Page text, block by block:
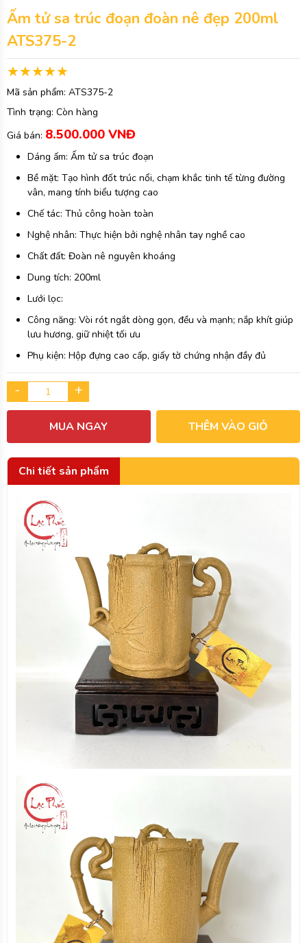
Ấm tử sa trúc đoạn đoàn nê đẹp 200ml
ATS375-2
Mã sản phẩm: ATS375-2
Tình trạng: Còn hàng
Giá bán: 8.500.000 VNĐ
Dáng ấm: Ấm tử sa trúc đoạn
Bề mặt: Tạo hình đốt trúc nổi, chạm khắc tinh tế từng đường
vân, mang tính biểu tượng cao
Chế tác: Thủ công hoàn toàn
Nghệ nhân: Thực hiện bởi nghệ nhân tay nghề cao
Chất đất: Đoàn nê nguyên khoáng
Dung tích: 200ml
Lưới lọc:
Công năng: Vòi rót ngắt dòng gọn, đều và mạnh; nắp khít giúp
lưu hương, giữ nhiệt tối ưu
Phụ kiện: Hộp đựng cao cấp, giấy tờ chứng nhận đầy đủ
- +
MUA NGAY THÊM VÀO GIỎ
Chi tiết sản phẩm